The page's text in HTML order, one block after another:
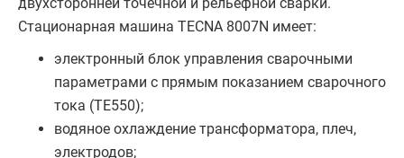
Стационарная машина TECNA 8007N имеет:
электронный блок управления сварочными
параметрами с прямым показанием сварочного
тока (TE550);
водяное охлаждение трансформатора, плеч,
электродов;